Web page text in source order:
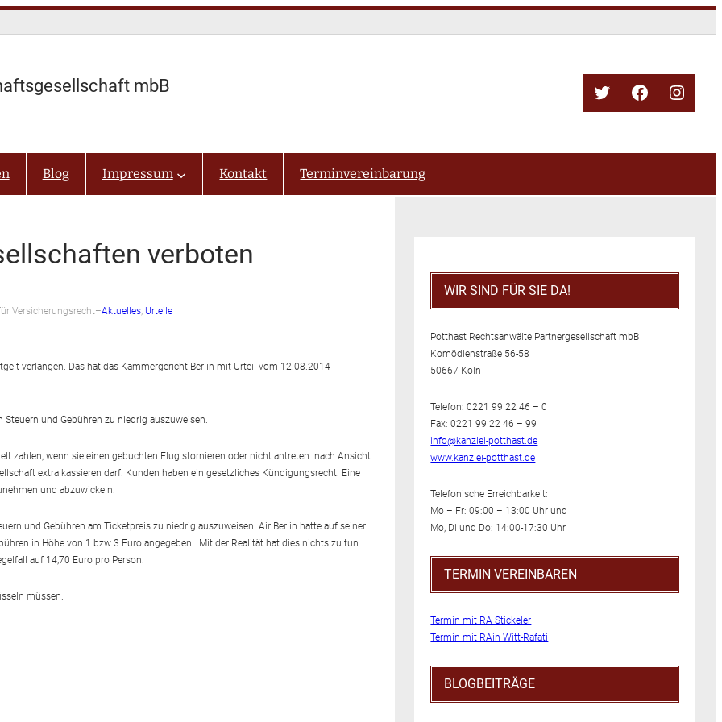
mbB TwitterFacebook
Blog Impressum Kontakt Terminvereinbarung
verboten
Versicherungsrecht–Aktuelles, Urteile
verlangen. Das hat das Kammergericht Berlin mit Urteil vom 12.08.2014
und Gebühren zu niedrig auszuweisen.
zahlen, wenn sie einen gebuchten Flug stornieren oder nicht antreten. nach Ansicht
extra kassieren darf. Kunden haben ein gesetzliches Kündigungsrecht. Eine
und abzuwickeln.
und Gebühren am Ticketpreis zu niedrig auszuweisen. Air Berlin hatte auf seiner
in Höhe von 1 bzw 3 Euro angegeben.. Mit der Realität hat dies nichts zu tun:
auf 14,70 Euro pro Person.
müssen.
WIR SIND FÜR SIE DA!
Potthast Rechtsanwälte Partnergesellschaft mbB
Komödienstraße 56-58
50667 Köln
Telefon: 0221 99 22 46 – 0
Fax: 0221 99 22 46 – 99
info@kanzlei-potthast.de
www.kanzlei-potthast.de
Telefonische Erreichbarkeit:
Mo – Fr: 09:00 – 13:00 Uhr und
Mo, Di und Do: 14:00-17:30 Uhr
TERMIN VEREINBAREN
Termin mit RA Stickeler
Termin mit RAin Witt-Rafati
BLOGBEITRÄGE